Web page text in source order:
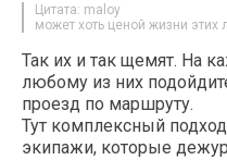
Цитата: maloy
может хоть ценой жизни этих
Так их и так щемят. На
любому из них
проезд по маршруту.
Тут комплексный
экипажи, которые